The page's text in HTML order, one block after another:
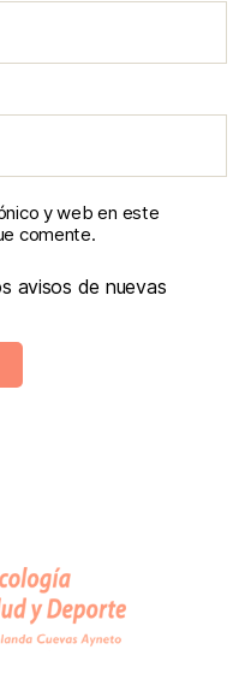
y web en este
comente.
avisos de nuevas